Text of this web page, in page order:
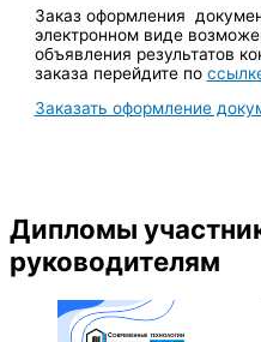
Заказ оформления
электронном виде
объявления результатов
заказа перейдите по
Заказать оформление
Дипломы
руководителям